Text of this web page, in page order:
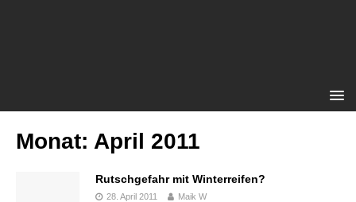
Monat: April 2011
Rutschgefahr mit Winterreifen?
28. April 2011 Maik W